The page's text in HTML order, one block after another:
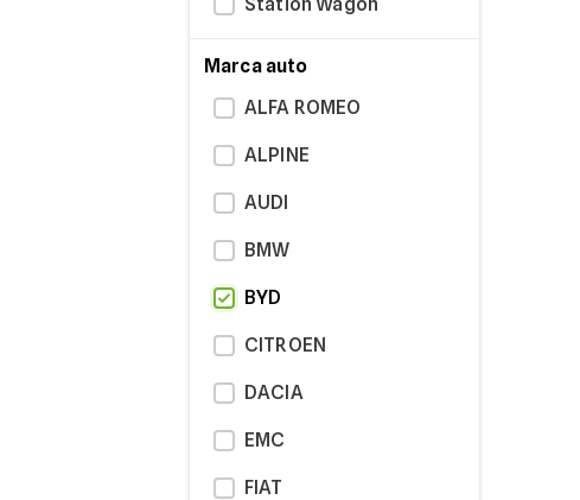
Marca auto
ALFA ROMEO
ALPINE
AUDI
BMW
BYD
CITROEN
DACIA
EMC
FIAT